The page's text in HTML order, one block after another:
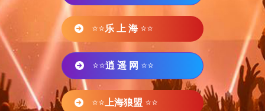
⭐⭐乐 上 海 ⭐⭐
⭐⭐逍 遥 网 ⭐⭐
⭐⭐ 上海狼盟 ⭐⭐